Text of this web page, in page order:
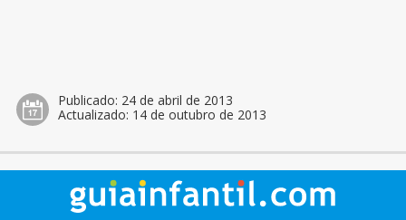
Publicado: 24 de abril de 2013
Actualizado: 14 de outubro de 2013